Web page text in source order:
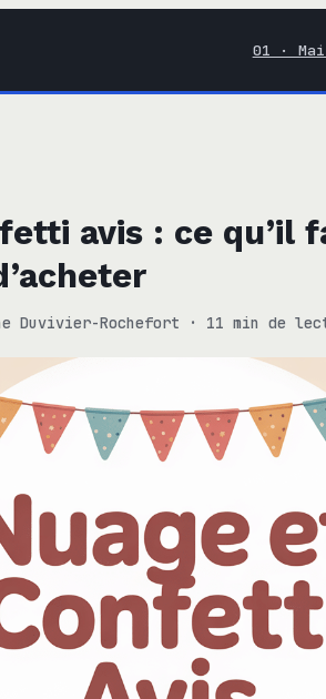
01 ·
avis : ce qu’il
Duvivier-Rochefort · 11 min de